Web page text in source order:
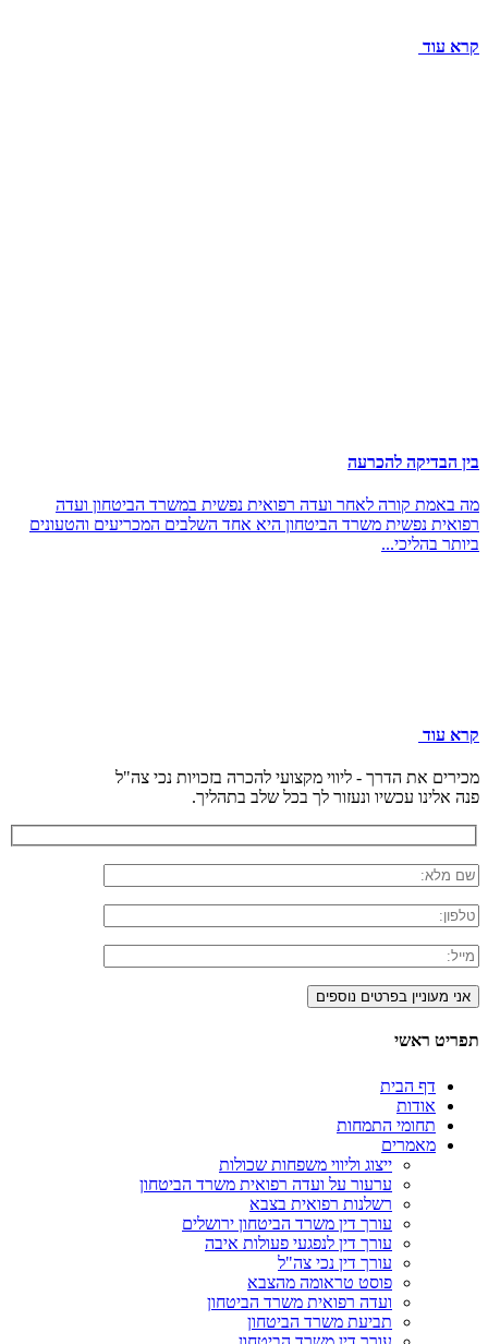
קרא עוד
בין הבדיקה להכרעה
מה באמת קורה לאחר ועדה רפואית נפשית במשרד הביטחון ועדה
רפואית נפשית משרד הביטחון היא אחד השלבים המכריעים והטעונים
ביותר בהליכי...
קרא עוד
מכירים את הדרך - ליווי מקצועי להכרה בזכויות נכי צה"ל
פנה אלינו עכשיו ונעזור לך בכל שלב בתהליך.
תפריט ראשי
דף הבית
אודות
תחומי התמחות
מאמרים
ייצוג וליווי משפחות שכולות
ערעור על ועדה רפואית משרד הביטחון
רשלנות רפואית בצבא
עורך דין משרד הביטחון ירושלים
עורך דין לנפגעי פעולות איבה
עורך דין נכי צה"ל
פוסט טראומה מהצבא
ועדה רפואית משרד הביטחון
תביעת משרד הביטחון